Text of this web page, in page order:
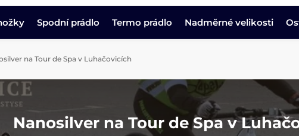
Spodní prádlo Termo prádlo Nadměrné velikosti
na Tour de Spa v Luhačovicích
Nanosilver na Tour de Spa v